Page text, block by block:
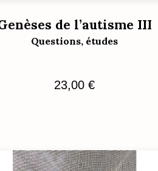
de l’autisme III
Questions, études
23,00 €